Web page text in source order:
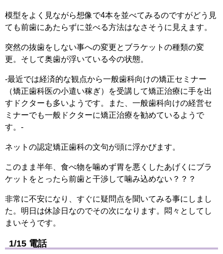
模型をよく見ながら想像で4本を並べてみるのですがどう見
ても前歯にあたらずに並べる方法はなさそうに見えます。
突然の抜歯をしない事への変更とブラケットの種類の変
更。そして奥歯が浮いている今の状態。
-最近では経済的な観点から一般歯科向けの矯正セミナー
（矯正歯科医の小遣い稼ぎ）を受講して矯正治療に手を出
すドクターも多いようです。また、一般歯科向けの経営セ
ミナーでも一般ドクターに矯正治療を勧めているようで
す。-
ネットの認定矯正歯科の文句が頭に浮かびます。
このまま半年、食べ物を噛めず胃を悪くしたあげくにブラ
ケットをとったら前歯と干渉して噛み込めない？？？
非常に不安になり、すぐに疑問点を聞いてみる事にしまし
た。明日は休診日なのでその次になります。悶々としてし
まいそうです。
1/15 電話